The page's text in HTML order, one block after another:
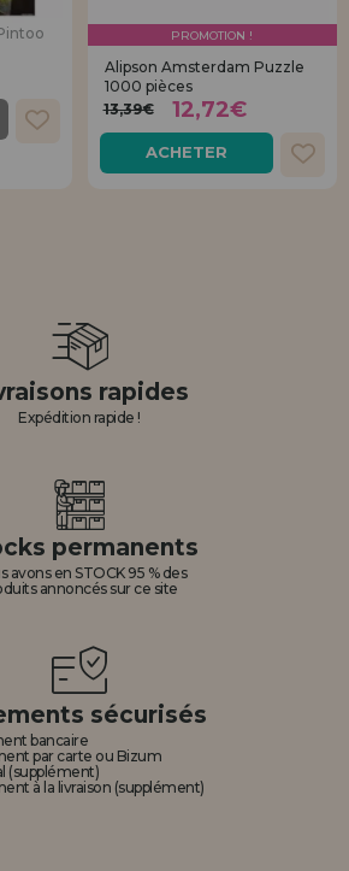
PROMOTION !
Alipson Amsterdam Puzzle
1000 pièces
13,39€
12,72€
ACHETER
rapides
Expédition rapide !
permanents
avons en STOCK 95 % des
annoncés sur ce site
sécurisés
bancaire
par carte ou Bizum
(supplément)
à la livraison (supplément)